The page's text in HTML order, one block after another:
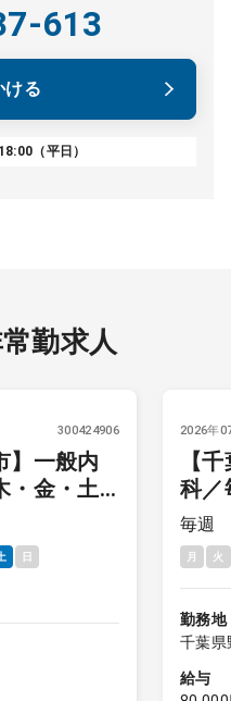
613
ける
（平日）
勤求人
300424906
】一般内
・金・土
来
日
2026年
【
科／
理
毎週
月 火
勤務地
千葉県
給与